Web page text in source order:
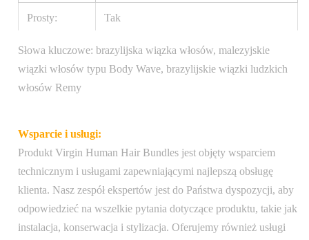
Prosty: Tak
Opakowanie
produktu:
Bezpieczna plastikowa torebka z etykietą
wskazującą długość i strukturę włosów,
Pakiet
transportowy:
Waga: 100 gramów
Bezpłatna wysyłka na terenie Stanów
Zjednoczonych, zamówienia
Słowa kluczowe: brazylijska wiązka włosów, malezyjskie
wiązki włosów typu Body Wave, brazylijskie wiązki ludzkich
włosów Remy
Wsparcie i usługi:
Produkt Virgin Human Hair Bundles jest objęty wsparciem
technicznym i usługami zapewniającymi najlepszą obsługę
klienta. Nasz zespół ekspertów jest do Państwa dyspozycji, aby
odpowiedzieć na wszelkie pytania dotyczące produktu, takie jak
instalacja, konserwacja i stylizacja. Oferujemy również usługi